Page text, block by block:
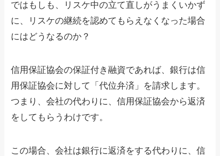
ではもしも、リスケ中の立て直しがうまくいかず
に、リスケの継続を認めてもらえなくなった場合
にはどうなるのか？
信用保証協会の保証付き融資であれば、銀行は信
用保証協会に対して「代位弁済」を請求します。
つまり、会社の代わりに、信用保証協会から返済
をしてもらうわけです。
この場合、会社は銀行に返済をする代わりに、信